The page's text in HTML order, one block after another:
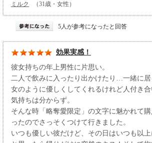
ミルク （31歳・女性）
5人が参考になったと回答
効果実感！
彼女持ちの年上男性に片思い。
二人で飲みに入ったり出かけたり…一緒に
女のように優しくしてくれるけれど人付き
気持ちは分からず。
そんな時「略奪愛限定」の文字に魅かれて
ったのでさっそくつけて行きました。
いつも優しい彼だけど、その日はいつも以